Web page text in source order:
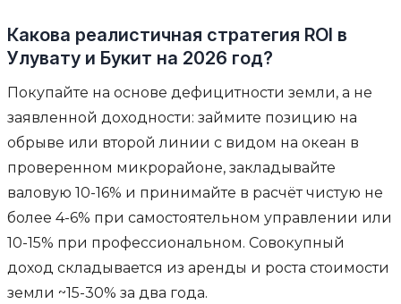
Какова реалистичная стратегия ROI в
Улувату и Букит на 2026 год?
Покупайте на основе дефицитности земли, а не
заявленной доходности: займите позицию на
обрыве или второй линии с видом на океан в
проверенном микрорайоне, закладывайте
валовую 10-16% и принимайте в расчёт чистую не
более 4-6% при самостоятельном управлении или
10-15% при профессиональном. Совокупный
доход складывается из аренды и роста стоимости
земли ~15-30% за два года.